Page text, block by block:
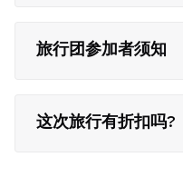
旅行团参加者须知
这次旅行有折扣吗?